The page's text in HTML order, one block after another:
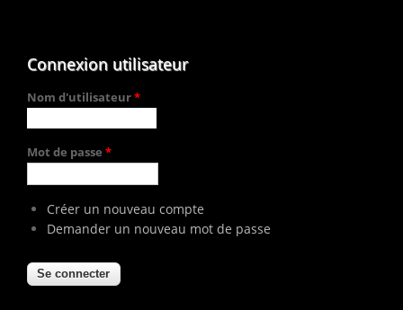
Connexion utilisateur
Nom d'utilisateur*
Mot de passe *
Créer un nouveau compte
Demander un nouveau mot de passe